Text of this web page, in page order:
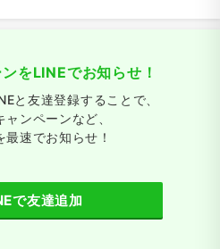
をLINEでお知らせ！
と友達登録することで、
ンペーンなど、
最速でお知らせ！
で友達追加